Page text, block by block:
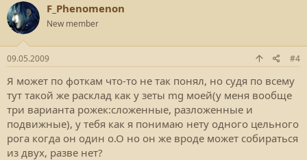
F_Phenomenon
New member
09.05.2009 #4
Я может по фоткам что-то не так понял, но судя по всему
тут такой же расклад как у зеты mg моей(у меня вообще
три варианта рожек:сложенные, разложенные и
подвижные), у тебя как я понимаю нету одного цельного
рога когда он один о.О но он же вроде может собираться
из двух, разве нет?